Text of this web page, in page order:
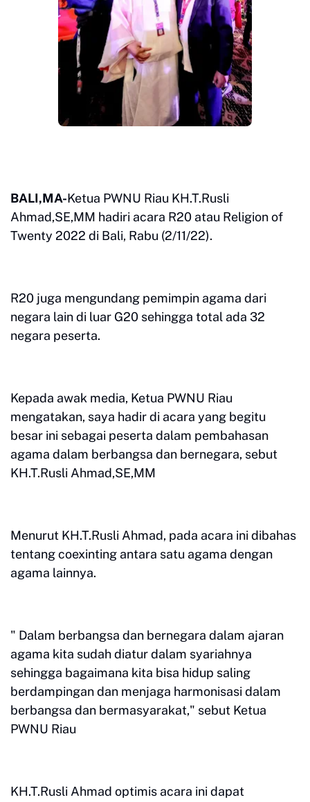
BALI,MA-Ketua PWNU Riau KH.T.Rusli
Ahmad,SE,MM hadiri acara R20 atau Religion of
Twenty 2022 di Bali, Rabu (2/11/22).
R20 juga mengundang pemimpin agama dari
negara lain di luar G20 sehingga total ada 32
negara peserta.
Kepada awak media, Ketua PWNU Riau
mengatakan, saya hadir di acara yang begitu
besar ini sebagai peserta dalam pembahasan
agama dalam berbangsa dan bernegara, sebut
KH.T.Rusli Ahmad,SE,MM
Menurut KH.T.Rusli Ahmad, pada acara ini dibahas
tentang coexinting antara satu agama dengan
agama lainnya.
" Dalam berbangsa dan bernegara dalam ajaran
agama kita sudah diatur dalam syariahnya
sehingga bagaimana kita bisa hidup saling
berdampingan dan menjaga harmonisasi dalam
berbangsa dan bermasyarakat," sebut Ketua
PWNU Riau
KH.T.Rusli Ahmad optimis acara ini dapat